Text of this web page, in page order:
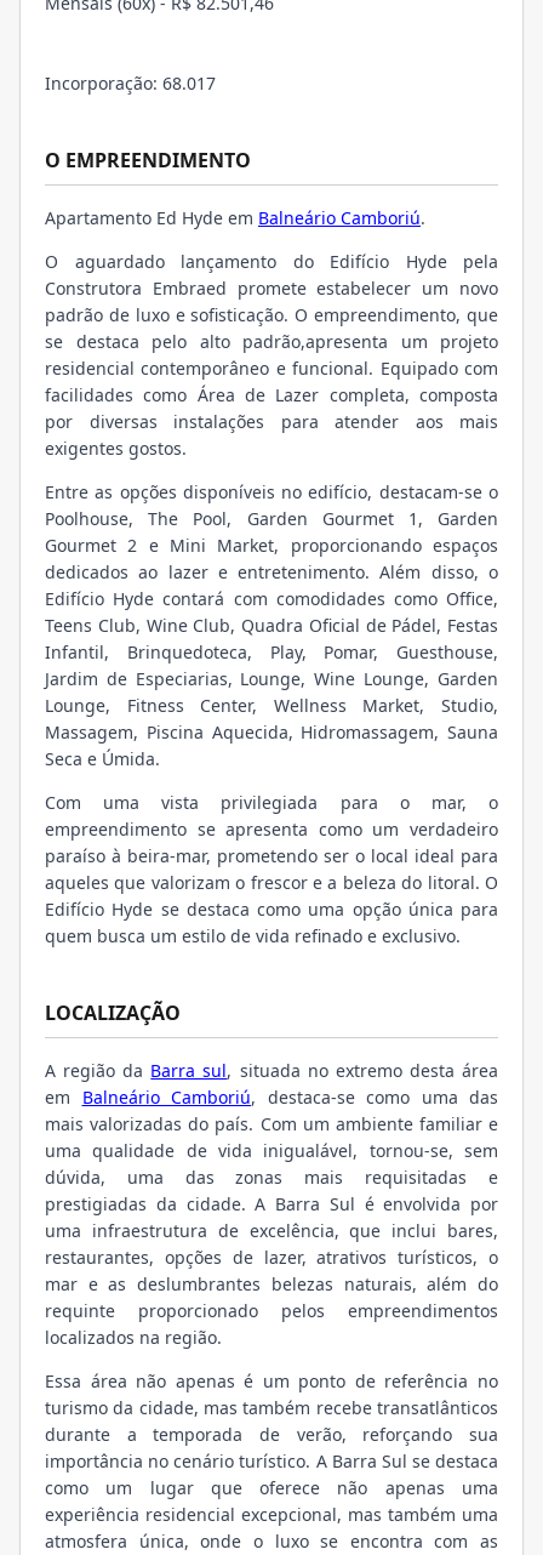
Incorporação: 68.017
O EMPREENDIMENTO
Apartamento Ed Hyde em Balneário Camboriú.
O aguardado lançamento do Edifício Hyde pela
Construtora Embraed promete estabelecer um novo
padrão de luxo e sofisticação. O empreendimento, que
se destaca pelo alto padrão,apresenta um projeto
residencial contemporâneo e funcional. Equipado com
facilidades como Área de Lazer completa, composta
por diversas instalações para atender aos mais
exigentes gostos.
Entre as opções disponíveis no edifício, destacam-se o
Poolhouse, The Pool, Garden Gourmet 1, Garden
Gourmet 2 e Mini Market, proporcionando espaços
dedicados ao lazer e entretenimento. Além disso, o
Edifício Hyde contará com comodidades como Office,
Teens Club, Wine Club, Quadra Oficial de Pádel, Festas
Infantil, Brinquedoteca, Play, Pomar, Guesthouse,
Jardim de Especiarias, Lounge, Wine Lounge, Garden
Lounge, Fitness Center, Wellness Market, Studio,
Massagem, Piscina Aquecida, Hidromassagem, Sauna
Seca e Úmida.
Com uma vista privilegiada para o mar, o
empreendimento se apresenta como um verdadeiro
paraíso à beira-mar, prometendo ser o local ideal para
aqueles que valorizam o frescor e a beleza do litoral. O
Edifício Hyde se destaca como uma opção única para
quem busca um estilo de vida refinado e exclusivo.
LOCALIZAÇÃO
A região da Barra sul, situada no extremo desta área
em Balneário Camboriú, destaca-se como uma das
mais valorizadas do país. Com um ambiente familiar e
uma qualidade de vida inigualável, tornou-se, sem
dúvida, uma das zonas mais requisitadas e
prestigiadas da cidade. A Barra Sul é envolvida por
uma infraestrutura de excelência, que inclui bares,
restaurantes, opções de lazer, atrativos turísticos, o
mar e as deslumbrantes belezas naturais, além do
requinte proporcionado pelos empreendimentos
localizados na região.
Essa área não apenas é um ponto de referência no
turismo da cidade, mas também recebe transatlânticos
durante a temporada de verão, reforçando sua
importância no cenário turístico. A Barra Sul se destaca
como um lugar que oferece não apenas uma
experiência residencial excepcional, mas também uma
atmosfera única, onde o luxo se encontra com as